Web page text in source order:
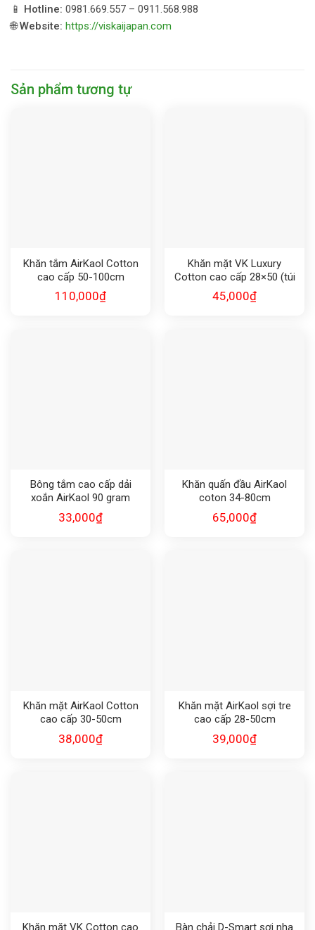
📱 Hotline: 0981.669.557 – 0911.568.988
🌐Website: https://viskaijapan.com
Sản phẩm tương tự
Khăn tắm AirKaol Cotton
cao cấp 50-100cm
110,000₫
Khăn mặt VK Luxury
Cotton cao cấp 28×50 (túi
đơn)
45,000₫
Bông tắm cao cấp dải
xoắn AirKaol 90 gram
33,000₫
Khăn quấn đầu AirKaol
coton 34-80cm
65,000₫
Khăn mặt AirKaol Cotton
cao cấp 30-50cm
38,000₫
Khăn mặt AirKaol sợi tre
cao cấp 28-50cm
39,000₫
Khăn mặt VK Cotton cao Bàn chải D-Smart sợi nha